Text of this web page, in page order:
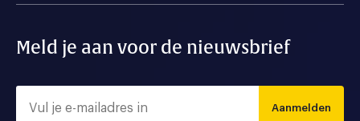
Meld je aan voor de nieuwsbrief
Aanmelden